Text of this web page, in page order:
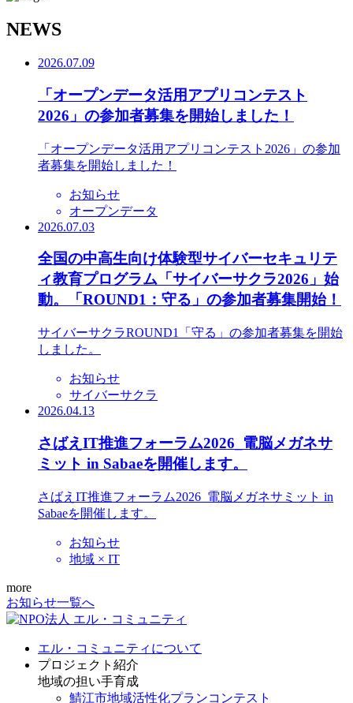
NEWS
2026.07.09
「オープンデータ活用アプリコンテスト
2026」の参加者募集を開始しました！
「オープンデータ活用アプリコンテスト2026」の参加
者募集を開始しました！
お知らせ
オープンデータ
2026.07.03
全国の中高生向け体験型サイバーセキュリテ
ィ教育プログラム「サイバーサクラ2026」始
動。「ROUND1：守る」の参加者募集開始！
サイバーサクラROUND1「守る」の参加者募集を開始
しました。
お知らせ
サイバーサクラ
2026.04.13
さばえIT推進フォーラム2026_電脳メガネサ
ミット in Sabaeを開催します。
さばえIT推進フォーラム2026_電脳メガネサミット in
Sabaeを開催します。
お知らせ
地域 × IT
more
お知らせ一覧へ
エル・コミュニティについて
プロジェクト紹介
地域の担い手育成
鯖江市地域活性化プランコンテスト